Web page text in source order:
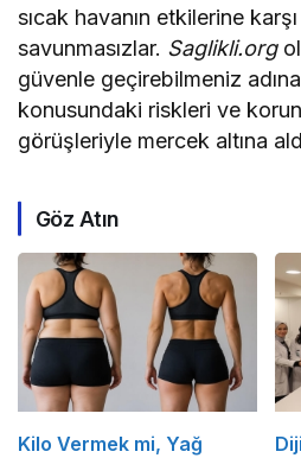
sıcak havanın etkilerine
savunmasızlar. Saglikli.org
güvenle geçirebilmeniz
konusundaki riskleri ve
görüşleriyle mercek altına
Göz Atın
Kilo Vermek mi, Yağ